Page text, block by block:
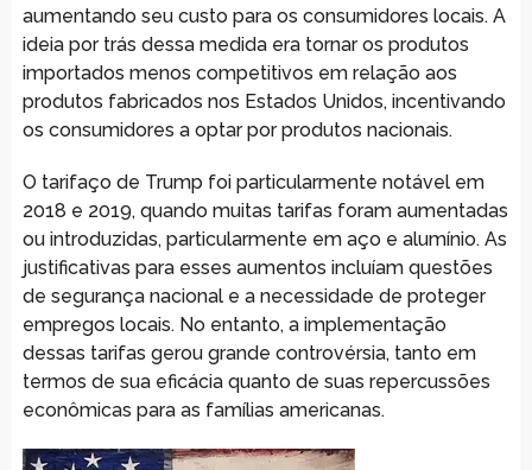
aumentando seu custo para os consumidores locais. A
ideia por trás dessa medida era tornar os produtos
importados menos competitivos em relação aos
produtos fabricados nos Estados Unidos, incentivando
os consumidores a optar por produtos nacionais.
O tarifaço de Trump foi particularmente notável em
2018 e 2019, quando muitas tarifas foram aumentadas
ou introduzidas, particularmente em aço e alumínio. As
justificativas para esses aumentos incluíam questões
de segurança nacional e a necessidade de proteger
empregos locais. No entanto, a implementação
dessas tarifas gerou grande controvérsia, tanto em
termos de sua eficácia quanto de suas repercussões
econômicas para as famílias americanas.